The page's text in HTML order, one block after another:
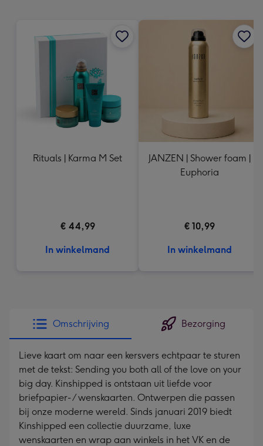
240
Rituals | Karma M Set
€ 44,99
In winkelmand
JANZEN | Shower foam |
Euphoria
€ 10,99
In winkelmand
Omschrijving Bezorging
Lieve kaart om naar een kersvers echtpaar te sturen
met de tekst: Sending you both all of the love on your
big day. Kinshipped is ontstaan ​​uit liefde voor
briefpapier- / wenskaarten. Ontwerpen die passen
bij onze moderne wereld. Sinds januari 2019 biedt
Kinshipped een collectie duurzame, luxe
wenskaarten en wrap aan winkels in het VK en de